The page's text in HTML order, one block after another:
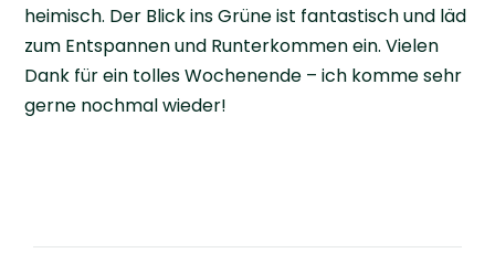
heimisch. Der Blick ins Grüne ist fantastisch und läd
zum Entspannen und Runterkommen ein. Vielen
Dank für ein tolles Wochenende – ich komme sehr
gerne nochmal wieder!